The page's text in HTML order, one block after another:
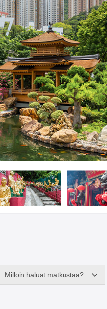
Milloin haluat matkustaa?